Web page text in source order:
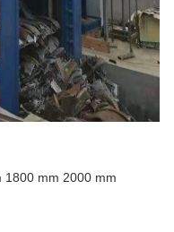
1800 mm 2000 mm